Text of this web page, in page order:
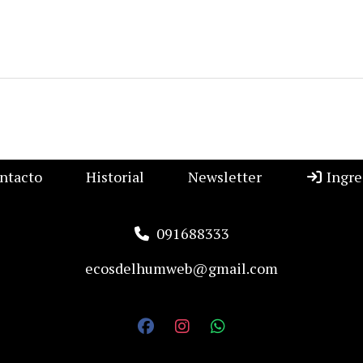
Historial Newsletter
091688333
ecosdelhumweb@gmail.com